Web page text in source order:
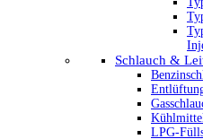
Schlauch &
LPG-